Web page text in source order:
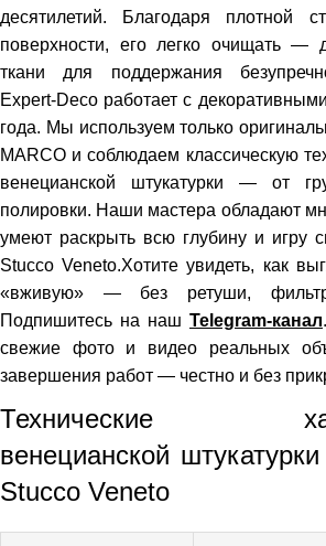
десятилетий. Благодаря плотной
поверхности, его легко очищать —
ткани для поддержания
Expert-Deco работает с
года. Мы используем только
MARCO и соблюдаем классическую
венецианской штукатурки — от
полировки. Наши мастера обладают
умеют раскрыть всю глубину и игру
Stucco Veneto.Хотите увидеть, как
«вживую» — без ретуши,
Подпишитесь на наш Telegram-канал
свежие фото и видео реальных
завершения работ — честно и без
Технические
венецианской
Stucco Veneto